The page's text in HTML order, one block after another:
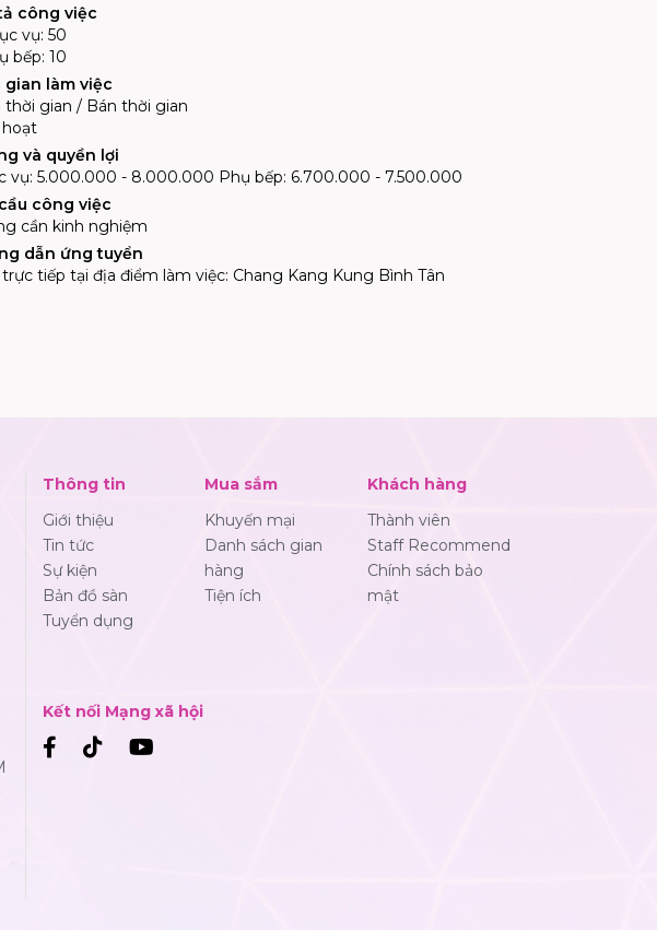
công việc
vụ: 50
bếp: 10
gian làm việc
thời gian / Bán thời gian
và quyền lợi
vụ: 5.000.000 - 8.000.000 Phụ bếp: 6.700.000 - 7.500.000
công việc
cần kinh nghiệm
dẫn ứng tuyển
tiếp tại địa điểm làm việc: Chang Kang Kung Bình Tân
Thông tin
Giới thiệu
Tin tức
Sự kiện
Bản đồ sàn
Tuyển dụng
Mua sắm
Khuyến mại
Danh sách gian
hàng
Tiện ích
Khách hàng
Thành viên
Staff Recommend
Chính sách bảo
mật
Kết nối Mạng xã hội